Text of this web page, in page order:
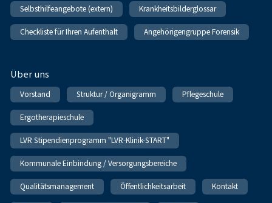
Selbsthilfeangebote (extern) Krankheitsbilderglossar
Checkliste für Ihren Aufenthalt Angehörigengruppe Forensik
Über uns
Vorstand Struktur / Organigramm Pflegeschule
Ergotherapieschule
LVR Stipendienprogramm "LVR-Klinik-START"
Kommunale Einbindung / Versorgungsbereiche
Qualitätsmanagement Öffentlichkeitsarbeit Kontakt